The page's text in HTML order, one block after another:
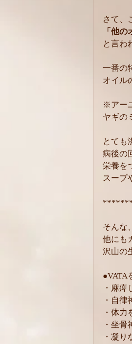
さて、
「他
と言わ
一番の
オイル
※アー
ヤギの
とても
病後の
栄養を
スープ
そんな
他にも
沢山の
●VATA
・麻痺
・自律
・体力
・坐骨
・凝